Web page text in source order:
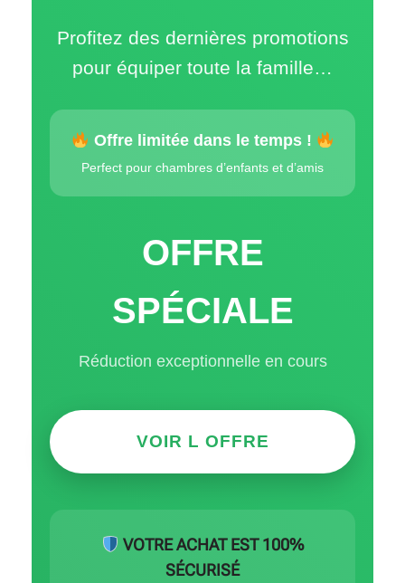
Profitez des dernières promotions
pour équiper toute la famille…
Offre limitée dans le temps !
Perfect pour chambres d’enfants et d’amis
OFFRE
SPÉCIALE
Réduction exceptionnelle en cours
VOIR L OFFRE
VOTRE ACHAT EST 100%
SÉCURISÉ